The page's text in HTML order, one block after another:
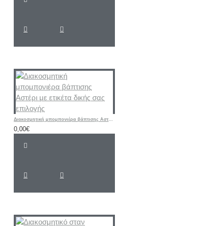
Διακοσμητική μπομπονιέρα βάπτισης Αστέρι με ετικέτα δικής σας επιλογής
0,00€